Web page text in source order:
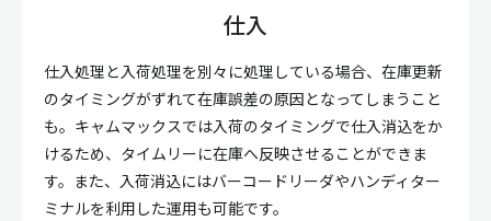
仕入
仕入処理と入荷処理を別々に処理している場合、在庫更新
のタイミングがずれて在庫誤差の原因となってしまうこと
も。キャムマックスでは入荷のタイミングで仕入消込をか
けるため、タイムリーに在庫へ反映させることができま
す。また、入荷消込にはバーコードリーダやハンディター
ミナルを利用した運用も可能です。